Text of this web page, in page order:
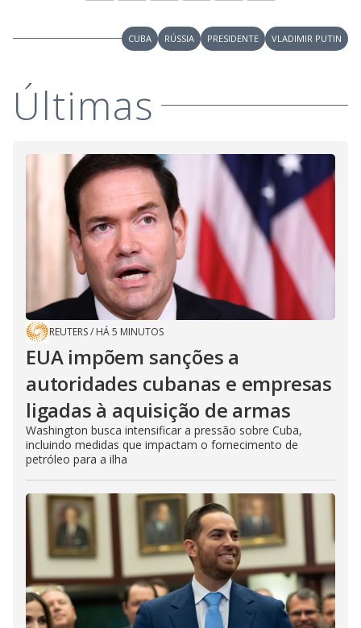
CUBA RÚSSIA PRESIDENTE VLADIMIR PUTIN
Últimas
REUTERS/ HÁ 5 MINUTOS
EUA impõem sanções a
autoridades cubanas e empresas
ligadas à aquisição de armas
Washington busca intensificar a pressão sobre Cuba,
incluindo medidas que impactam o fornecimento de
petróleo para a ilha